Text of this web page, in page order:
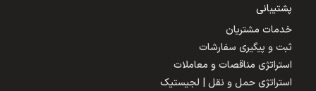
پشتیبانی
خدمات مشتریان
ثبت و پیگیری سفارشات
استراتژی مناقصات و معاملات
استراتژی حمل و نقل | لجیستیک